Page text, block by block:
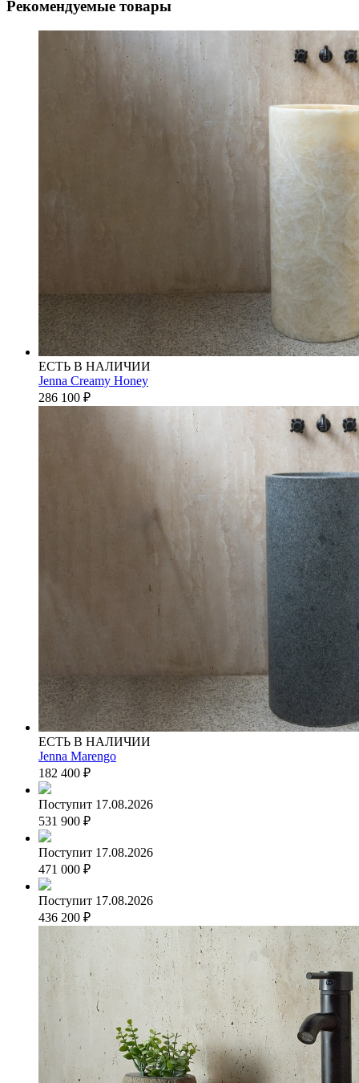
Рекомендуемые товары
ЕСТЬ В НАЛИЧИИ
Jenna Creamy Honey
286 100 ₽
ЕСТЬ В НАЛИЧИИ
Jenna Marengo
182 400 ₽
Поступит 17.08.2026
531 900 ₽
Поступит 17.08.2026
471 000 ₽
Поступит 17.08.2026
436 200 ₽